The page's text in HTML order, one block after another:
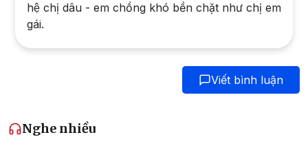
hệ chị dâu - em chồng khó bền chặt như chị em
gái.
Viết bình luận
Nghe nhiều